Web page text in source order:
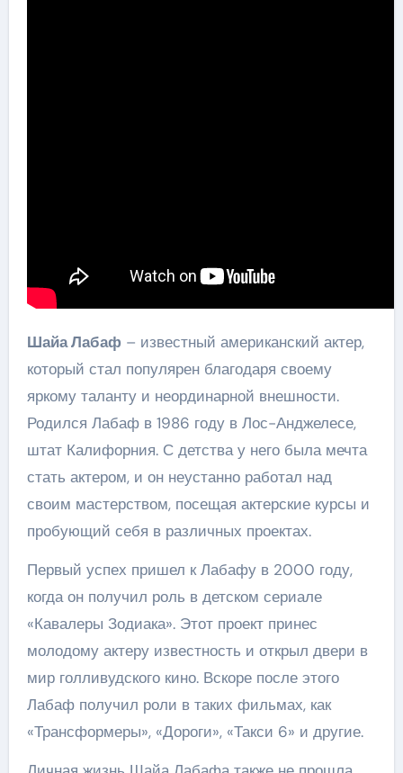
Шайа Лабаф– известный американский актер,
который стал популярен благодаря своему
яркому таланту и неординарной внешности.
Родился Лабаф в 1986 году в Лос-Анджелесе,
штат Калифорния. С детства у него была мечта
стать актером, и он неустанно работал над
своим мастерством, посещая актерские курсы и
пробующий себя в различных проектах.
Первый успех пришел к Лабафу в 2000 году,
когда он получил роль в детском сериале
«Кавалеры Зодиака». Этот проект принес
молодому актеру известность и открыл двери в
мир голливудского кино. Вскоре после этого
Лабаф получил роли в таких фильмах, как
«Трансформеры», «Дороги», «Такси 6» и другие.